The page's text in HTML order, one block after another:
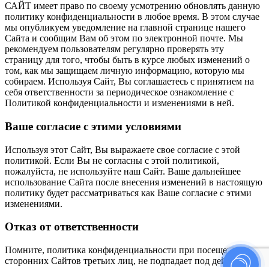
САЙТ имеет право по своему усмотрению обновлять данную
политику конфиденциальности в любое время. В этом случае
мы опубликуем уведомление на главной странице нашего
Сайта и сообщим Вам об этом по электронной почте. Мы
рекомендуем пользователям регулярно проверять эту
страницу для того, чтобы быть в курсе любых изменений о
том, как мы защищаем личную информацию, которую мы
собираем. Используя Сайт, Вы соглашаетесь с принятием на
себя ответственности за периодическое ознакомление с
Политикой конфиденциальности и изменениями в ней.
Ваше согласие с этими условиями
Используя этот Сайт, Вы выражаете свое согласие с этой
политикой. Если Вы не согласны с этой политикой,
пожалуйста, не используйте наш Сайт. Ваше дальнейшее
использование Сайта после внесения изменений в настоящую
политику будет рассматриваться как Ваше согласие с этими
изменениями.
Отказ от ответственности
Помните, политика конфиденциальности при посещении
сторонних Сайтов третьих лиц, не подпадает под действия